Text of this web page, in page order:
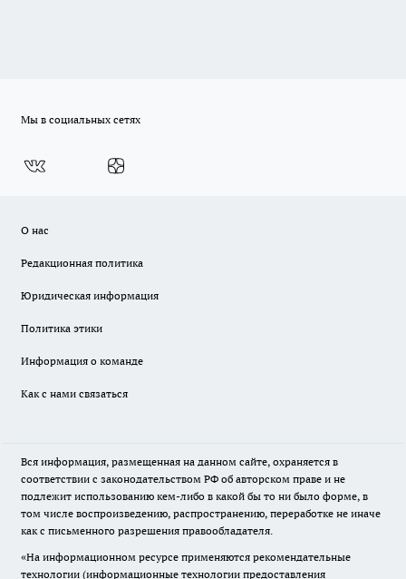
Мы в социальных сетях
О нас
Редакционная политика
Юридическая информация
Политика этики
Информация о команде
Как с нами связаться
Вся информация, размещенная на данном сайте, охраняется в
соответствии с законодательством РФ об авторском праве и не
подлежит использованию кем-либо в какой бы то ни было форме, в
том числе воспроизведению, распространению, переработке не иначе
как с письменного разрешения правообладателя.
«На информационном ресурсе применяются рекомендательные
технологии (информационные технологии предоставления